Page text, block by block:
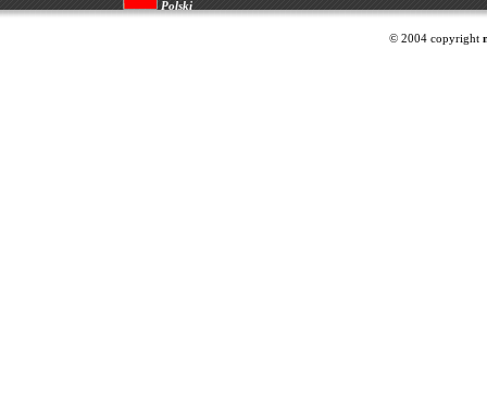
Polski
© 2004 copyright